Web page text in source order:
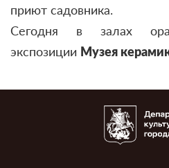
приют садовника.
Сегодня в залах
экспозиции Музея